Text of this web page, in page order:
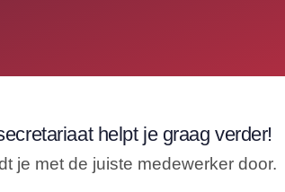
helpt je graag verder!
je met de juiste medewerker door.